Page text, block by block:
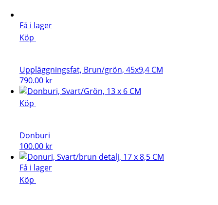
Få i lager
Köp
Uppläggningsfat, Brun/grön, 45x9,4 CM
790.00 kr
Köp
Donburi
100.00 kr
Få i lager
Köp